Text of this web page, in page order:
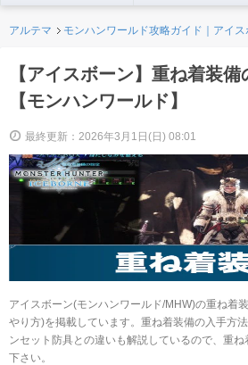
アルテマ モンハンワールド攻略ガイド｜アイ
【アイスボーン】重ね着装
【モンハンワールド】
最終更新：2026年3月1日(日) 08:01
アイスボーン(モンハンワールド/MHW)の重ね着
やり方)を掲載しています。重ね着装備の入手方
ンセット防具との違いも解説しているので、重
下さい。